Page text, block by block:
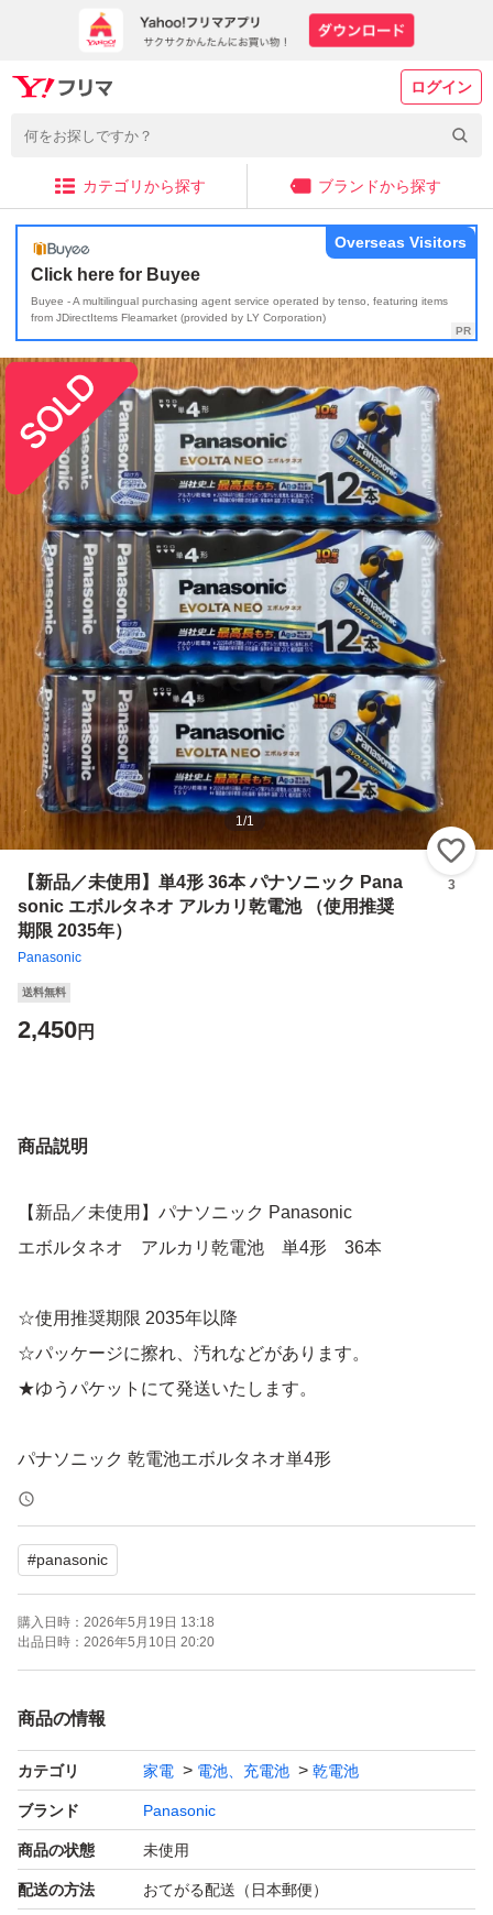
ログイン
カテゴリから探す ブランドから探す
Click here for Buyee
Buyee - A multilingual purchasing agent service operated by tenso, featuring items
from JDirectItems Fleamarket (provided by LY Corporation)
Overseas Visitors
1/1
【新品／未使用】単4形 36本 パナソニック Pana
sonic エボルタネオ アルカリ乾電池 （使用推奨
期限 2035年）
Panasonic
3
送料無料
2,450円
商品説明
【新品／未使用】パナソニック Panasonic
エボルタネオ アルカリ乾電池 単4形 36本
☆使用推奨期限 2035年以降
☆パッケージに擦れ、汚れなどがあります。
★ゆうパケットにて発送いたします。
パナソニック 乾電池エボルタネオ単4形
ブランド：パナソニック エボルタネオ
電池タイプ：アルカリ乾電池
電池規格：単4形
Panasonic EVOLTA NEO 単4形
#panasonic
購入日時： 2026年5月19日 13:18
出品日時： 2026年5月10日 20:20
商品の情報
カテゴリ 家電 電池、充電池 乾電池
ブランド Panasonic
商品の状態 未使用
配送の方法 おてがる配送（日本郵便）